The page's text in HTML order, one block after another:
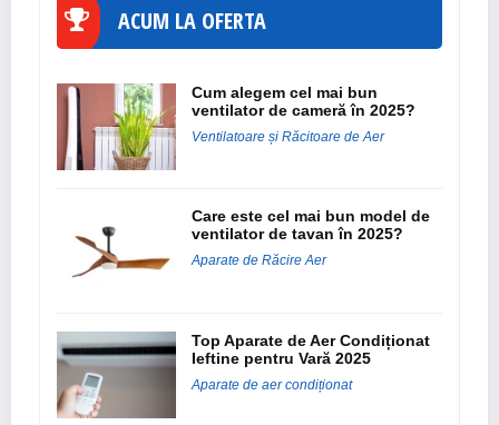
ACUM LA OFERTA
Cum alegem cel mai bun
ventilator de cameră în 2025?
Ventilatoare și Răcitoare de Aer
Care este cel mai bun model de
ventilator de tavan în 2025?
Aparate de Răcire Aer
Top Aparate de Aer Condiționat
Ieftine pentru Vară 2025
Aparate de aer condiționat